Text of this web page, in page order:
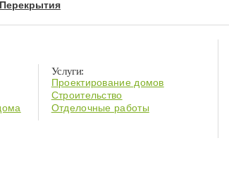
Перекрытия
Услуги:
Проектирование домов
Строительство
Отделочные работы